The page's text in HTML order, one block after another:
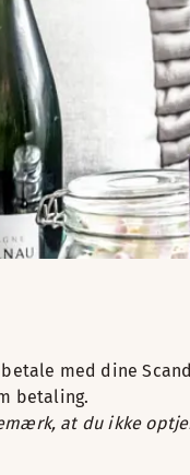
med dine
betaling.
at du ikke